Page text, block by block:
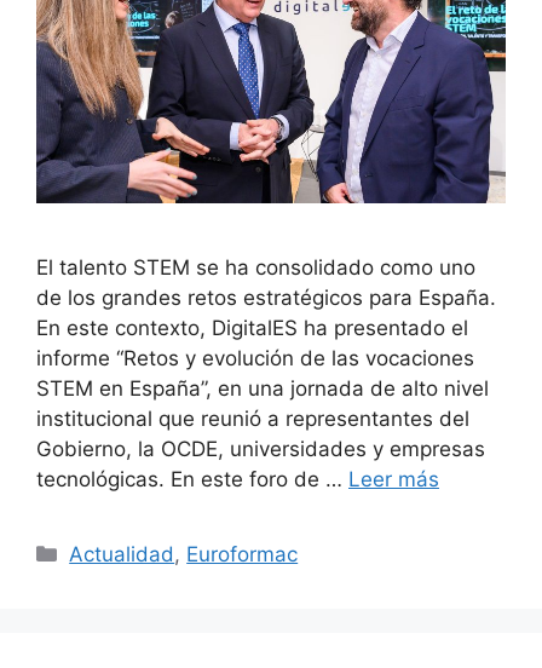
El talento STEM se ha consolidado como uno
de los grandes retos estratégicos para España.
En este contexto, DigitalES ha presentado el
informe “Retos y evolución de las vocaciones
STEM en España”, en una jornada de alto nivel
institucional que reunió a representantes del
Gobierno, la OCDE, universidades y empresas
tecnológicas. En este foro de … Leer más
Actualidad, Euroformac